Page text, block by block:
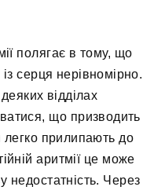
полягає в тому, що
серця нерівномірно.
відділах
що призводить
прилипають до
аритмії це може
недостатність. Через